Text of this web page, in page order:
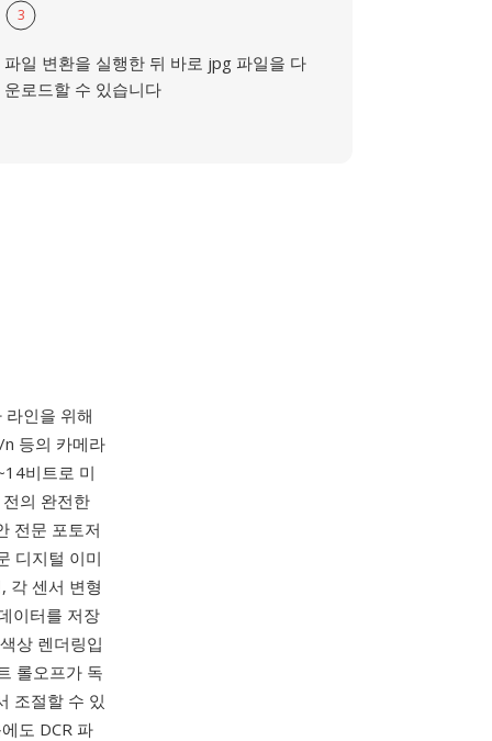
3
파일 변환을 실행한 뒤 바로 jpg 파일을 다
운로드할 수 있습니다
인을 위해
n 등의 카메라
비트로 미
의 완전한
전문 포토저
디지털 이미
각 센서 변형
이터를 저장
상 렌더링입
롤오프가 독
조절할 수 있
도 DCR 파